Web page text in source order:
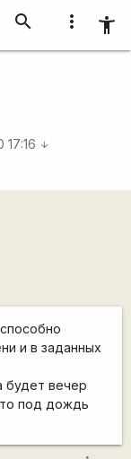
more_vert accessibility_new
search
17:16 arrow_downward
и в заданных
будет вечер
под дождь